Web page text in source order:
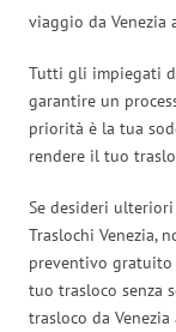
viaggio da Venezia
Tutti gli impiegati
garantire un
priorità è la tua
rendere il tuo
Se desideri
Traslochi Venezia,
preventivo gratuito
tuo trasloco senza
trasloco da